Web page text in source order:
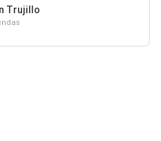
Trujillo